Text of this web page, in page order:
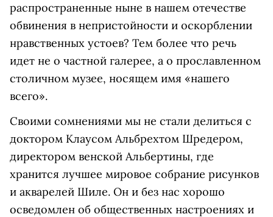
распространенные ныне в нашем отечестве
обвинения в непристойности и оскорблении
нравственных устоев? Тем более что речь
идет не о частной галерее, а о прославленном
столичном музее, носящем имя «нашего
всего».
Своими сомнениями мы не стали делиться с
доктором Клаусом Альбрехтом Шредером,
директором венской Альбертины, где
хранится лучшее мировое собрание рисунков
и акварелей Шиле. Он и без нас хорошо
осведомлен об общественных настроениях и